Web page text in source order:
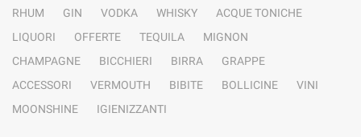
RHUM GIN VODKA WHISKY
ACQUE TONICHE
LIQUORI
OFFERTE TEQUILA
MIGNON
CHAMPAGNE
BICCHIERI BIRRA
GRAPPE
ACCESSORI
VERMOUTH BIBITE BOLLICINE
VINI
MOONSHINE
IGIENIZZANTI